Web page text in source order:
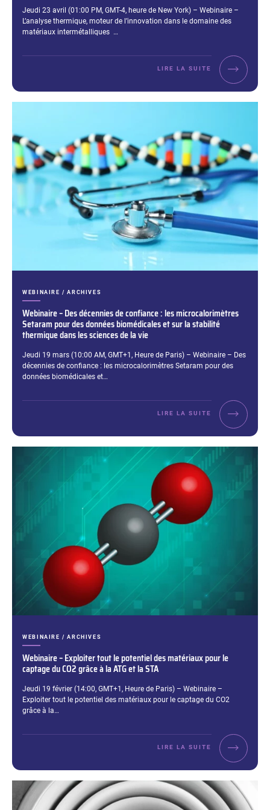
Extrait :
Jeudi 23 avril (01:00 PM, GMT-4, heure de New York) – Webinaire –
L’analyse thermique, moteur de l’innovation dans le domaine des
matériaux intermétalliques …
LIRE LA SUITE
Webinaire – Des décennies de confiance : les microcalorimètres
Setaram pour des données biomédicales et sur la stabilité
thermique dans les sciences de la vie
CATÉGORIES :
WEBINAIRE / ARCHIVES
Extrait :
Jeudi 19 mars (10:00 AM, GMT+1, Heure de Paris) – Webinaire – Des
décennies de confiance : les microcalorimètres Setaram pour des
données biomédicales et…
LIRE LA SUITE
Webinaire – Exploiter tout le potentiel des matériaux pour le
captage du CO2 grâce à la ATG et la STA
CATÉGORIES :
WEBINAIRE / ARCHIVES
Extrait :
Jeudi 19 février (14:00, GMT+1, Heure de Paris) – Webinaire –
Exploiter tout le potentiel des matériaux pour le captage du CO2
grâce à la…
LIRE LA SUITE